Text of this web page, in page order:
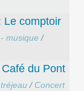
Le comptoir
musique/
du Pont
/ Concert